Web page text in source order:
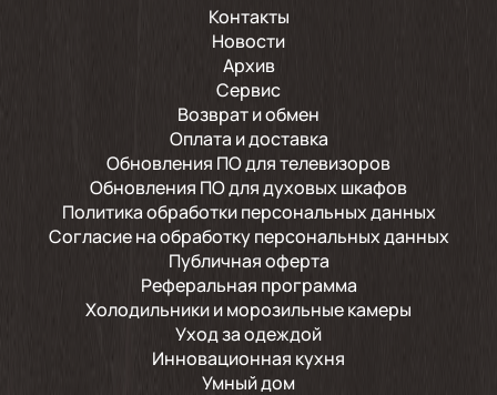
Контакты
Новости
Архив
Сервис
Возврат и обмен
Оплата и доставка
Обновления ПО для телевизоров
Обновления ПО для духовых шкафов
Политика обработки персональных данных
Согласие на обработку персональных данных
Публичная оферта
Реферальная программа
Холодильники и морозильные камеры
Уход за одеждой
Инновационная кухня
Умный дом